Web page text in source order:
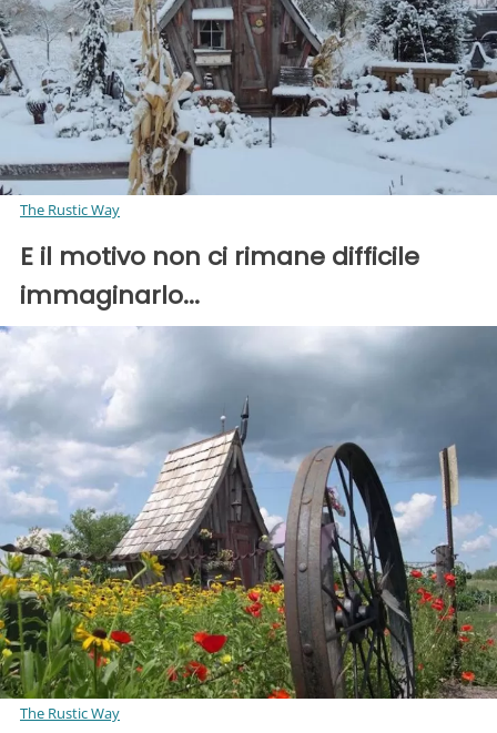
The Rustic Way
E il motivo non ci rimane difficile
immaginarlo...
The Rustic Way